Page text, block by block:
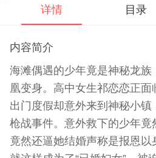
详情 目录
内容简介
海滩偶遇的少年竟是神秘龙
凰变身。高中女生祁恋恋正面
出门度假却意外来到神秘小
枪战事件。意外救下的少年
竟然还逼她结婚声称是报恩